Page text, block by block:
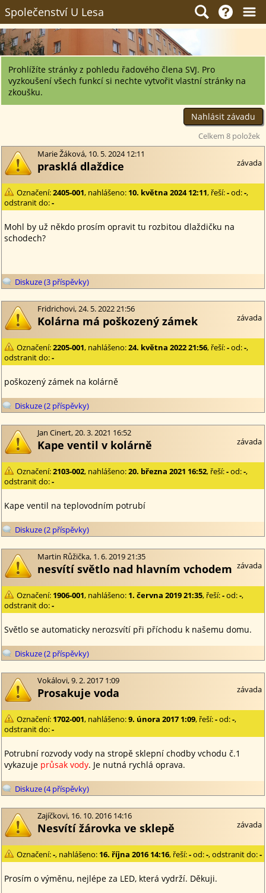
Společenství U Lesa
Prohlížíte stránky z pohledu řadového člena SVJ. Pro
vyzkoušení všech funkcí si nechte vytvořit vlastní stránky na
zkoušku.
Celkem 8 položek
Marie Žáková, 10. 5. 2024 12:11
prasklá dlaždice závada
Označení:2405-001, nahlášeno: 10. května 2024 12:11, řeší:-od:-,
odstranit do:-
Mohl by už někdo prosím opravit tu rozbitou dlaždičku na
schodech?
Diskuze (3 příspěvky)
Fridrichovi, 24. 5. 2022 21:56
Kolárna má poškozený zámek závada
Označení:2205-001, nahlášeno:24. května 2022 21:56, řeší:-od:-,
odstranit do:-
poškozený zámek na kolárně
Diskuze (2 příspěvky)
Jan Cinert, 20. 3. 2021 16:52
Kape ventil v kolárně závada
Označení:2103-002, nahlášeno:20. března 2021 16:52, řeší:-od:-,
odstranit do:-
Kape ventil na teplovodním potrubí
Diskuze (2 příspěvky)
Martin Růžička, 1. 6. 2019 21:35
nesvítí světlo nad hlavním vchodem závada
Označení: 1906-001, nahlášeno: 1. června 2019 21:35, řeší:-od:-,
odstranit do:-
Světlo se automaticky nerozsvítí při příchodu k našemu domu.
Diskuze (2 příspěvky)
Vokálovi, 9. 2. 2017 1:09
Prosakuje voda závada
Označení: 1702-001, nahlášeno:9. února 2017 1:09, řeší:-od:-,
odstranit do:-
Potrubní rozvody vody na stropě sklepní chodby vchodu č.1
vykazuje průsak vody. Je nutná rychlá oprava.
Diskuze (4 příspěvky)
Zajíčkovi, 16. 10. 2016 14:16
Nesvítí žárovka ve sklepě závada
Označení:-, nahlášeno: 16. října 2016 14:16, řeší:-od:-, odstranit do:-
Prosím o výměnu, nejlépe za LED, která vydrží. Děkuji.